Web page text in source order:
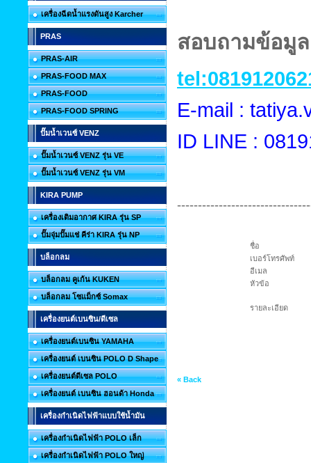
เครื่องฉีดน้ำแรงดันสูง Karcher
PRAS
PRAS-AIR
PRAS-FOOD MAX
PRAS-FOOD
PRAS-FOOD SPRING
ปั๊มน้ำเวนซ์ VENZ
ปั๊มน้ำเวนซ์ VENZ รุ่น VE
ปั๊มน้ำเวนซ์ VENZ รุ่น VM
KIRA PUMP
เครื่องเติมอากาศ KIRA รุ่น SP
ปั๊มจุ่มปั๊มแช่ คีร่า KIRA รุ่น NP
บล็อกลม
บล็อกลม คูเก้น KUKEN
บล็อกลม โซแม็กซ์ Somax
เครื่องยนต์เบนซิน/ดีเซล
เครื่องยนต์เบนซิน YAMAHA
เครื่องยนต์ เบนซิน POLO D Shape
เครื่องยนต์ดีเซล POLO
เครื่องยนต์ เบนซิน ฮอนด้า Honda
เครื่องกำเนิดไฟฟ้าแบบใช้น้ำมัน
เครื่องกำเนิดไฟฟ้า POLO เล็ก
เครื่องกำเนิดไฟฟ้า POLO ใหญ่
สอบถามข้อมูล
E-mail :
ID LINE :
ชื่อ
เบอร์โทรศัพท์
อีเมล
หัวข้อ
รายละเอียด
« Back